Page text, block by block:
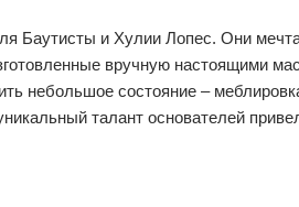
Баутисты и Хулии Лопес. Они
вручную настоящими
небольшое состояние –
талант основателей